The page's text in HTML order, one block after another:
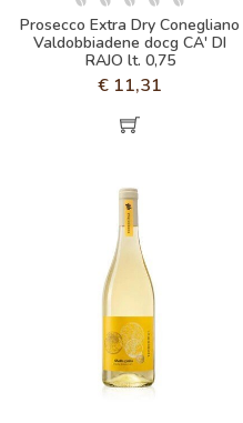
Prosecco Extra Dry Conegliano
Valdobbiadene docg CA' DI
RAJO lt. 0,75
€ 11,31